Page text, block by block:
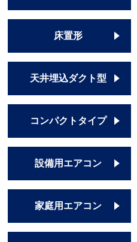
床置形
天井埋込ダクト型
コンパクトタイプ
設備用エアコン
家庭用エアコン